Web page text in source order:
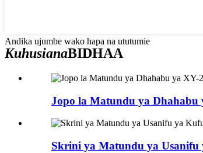
Andika ujumbe wako hapa na ututumie
KuhusianaBIDHAA
Jopo la Matundu ya
Skrini ya Matundu ya Usanifu